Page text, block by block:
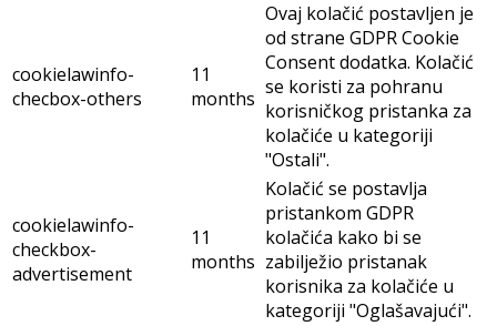
cookielawinfo-
checbox-others
11
months
Ovaj kolačić postavljen je
od strane GDPR Cookie
Consent dodatka. Kolačić
se koristi za pohranu
korisničkog pristanka za
kolačiće u kategoriji
"Ostali".
cookielawinfo-
checkbox-
advertisement
11
months
Kolačić se postavlja
pristankom GDPR
kolačića kako bi se
zabilježio pristanak
korisnika za kolačiće u
kategoriji "Oglašavajući".